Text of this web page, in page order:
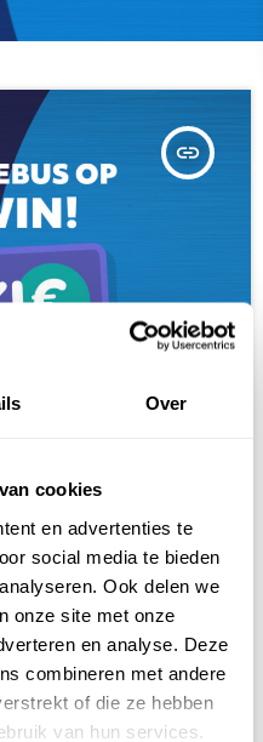
Over
cookies
en advertenties te
social media te bieden
Ook delen we
onze site met onze
en analyse. Deze
combineren met andere
of die ze hebben
van hun services.
insert_link
52
Magic FM Radio rebus! Puzzel
Tikkies van €50,-. De
maandag op onze website.
rebus? Vul hieronder de
verlopen!